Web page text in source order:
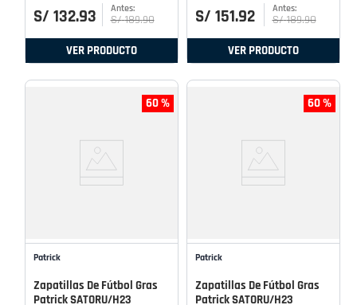
S/ 132.93 S/ 189.90
VER PRODUCTO
S/ 151.92 S/ 189.90
VER PRODUCTO
60 %
Patrick
Zapatillas De Fútbol Gras
Patrick SATORU/H23
60 %
Patrick
Zapatillas De Fútbol Gras
Patrick SATORU/H23